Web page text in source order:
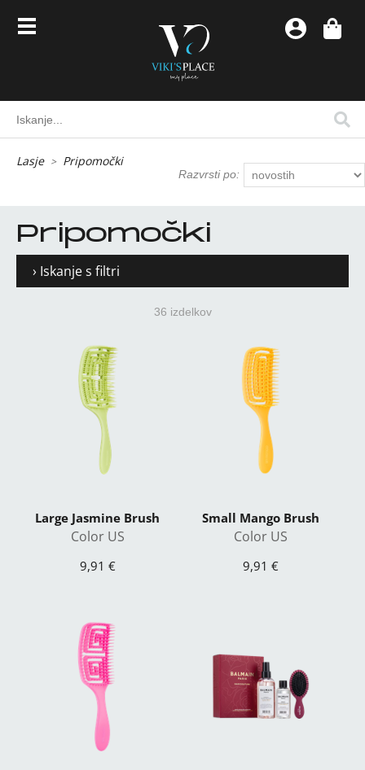
Lasje Pripomočki
Razvrsti po:
Pripomočki
› Iskanje s filtri
36 izdelkov
Large Jasmine Brush
Color US
9,91 €
Small Mango Brush
Color US
9,91 €